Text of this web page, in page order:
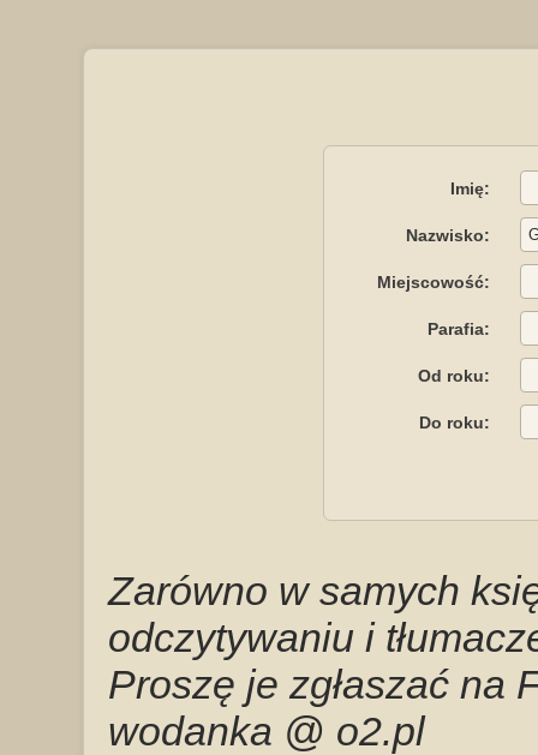
Imię:
Nazwisko:
Miejscowość:
Parafia:
Od roku:
Do roku:
Zarówno w samych
odczytywaniu i
Proszę je zgłaszać na
wodanka @ o2.pl